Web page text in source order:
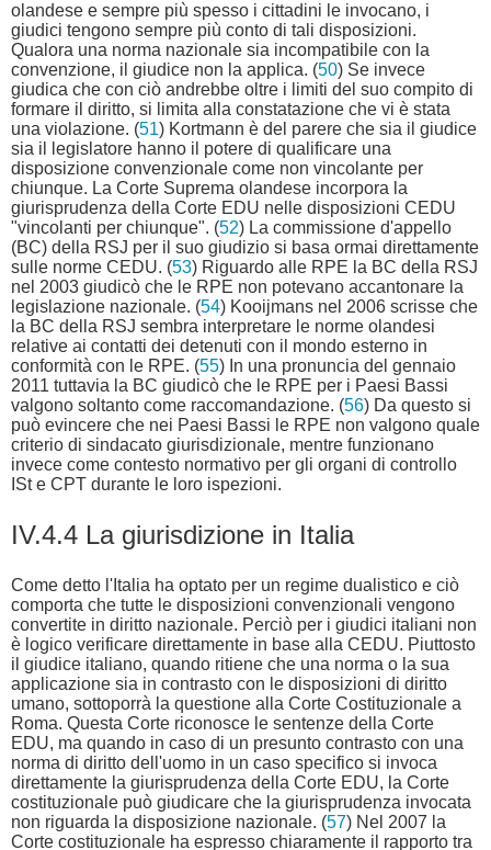
olandese e sempre più spesso i cittadini le invocano, i
giudici tengono sempre più conto di tali disposizioni.
Qualora una norma nazionale sia incompatibile con la
convenzione, il giudice non la applica. (50) Se invece
giudica che con ciò andrebbe oltre i limiti del suo compito di
formare il diritto, si limita alla constatazione che vi è stata
una violazione. (51) Kortmann è del parere che sia il giudice
sia il legislatore hanno il potere di qualificare una
disposizione convenzionale come non vincolante per
chiunque. La Corte Suprema olandese incorpora la
giurisprudenza della Corte EDU nelle disposizioni CEDU
"vincolanti per chiunque". (52) La commissione d'appello
(BC) della RSJ per il suo giudizio si basa ormai direttamente
sulle norme CEDU. (53) Riguardo alle RPE la BC della RSJ
nel 2003 giudicò che le RPE non potevano accantonare la
legislazione nazionale. (54) Kooijmans nel 2006 scrisse che
la BC della RSJ sembra interpretare le norme olandesi
relative ai contatti dei detenuti con il mondo esterno in
conformità con le RPE. (55) In una pronuncia del gennaio
2011 tuttavia la BC giudicò che le RPE per i Paesi Bassi
valgono soltanto come raccomandazione. (56) Da questo si
può evincere che nei Paesi Bassi le RPE non valgono quale
criterio di sindacato giurisdizionale, mentre funzionano
invece come contesto normativo per gli organi di controllo
ISt e CPT durante le loro ispezioni.
IV.4.4 La giurisdizione in Italia
Come detto l'Italia ha optato per un regime dualistico e ciò
comporta che tutte le disposizioni convenzionali vengono
convertite in diritto nazionale. Perciò per i giudici italiani non
è logico verificare direttamente in base alla CEDU. Piuttosto
il giudice italiano, quando ritiene che una norma o la sua
applicazione sia in contrasto con le disposizioni di diritto
umano, sottoporrà la questione alla Corte Costituzionale a
Roma. Questa Corte riconosce le sentenze della Corte
EDU, ma quando in caso di un presunto contrasto con una
norma di diritto dell'uomo in un caso specifico si invoca
direttamente la giurisprudenza della Corte EDU, la Corte
costituzionale può giudicare che la giurisprudenza invocata
non riguarda la disposizione nazionale. (57) Nel 2007 la
Corte costituzionale ha espresso chiaramente il rapporto tra